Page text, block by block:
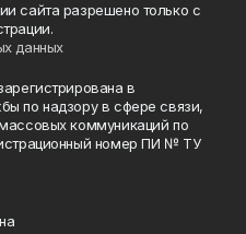
сайта разрешено только с
данных
в
по надзору в сфере связи,
коммуникаций по
номер ПИ № ТУ